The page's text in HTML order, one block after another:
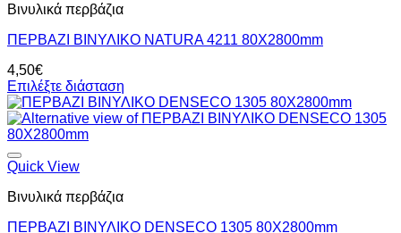
Βινυλικά περβάζια
ΠΕΡΒΑΖΙ BIΝΥΛΙΚΟ NATURA 4211 80Χ2800mm
4,50€
Επιλέξτε διάσταση
Quick View
Βινυλικά περβάζια
ΠΕΡΒΑΖΙ BIΝΥΛΙΚΟ DENSECO 1305 80Χ2800mm